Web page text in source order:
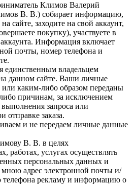
Климов Валерий
В. В.) собирает информацию,
сайте, заходите на свой аккаунт,
покупку), участвуете в
Информация включает
почты, номер телефона и
владельцем
данном сайте. Ваши личные
каким-либо образом переданы
причинам, за исключением
запроса или
отправке заказа.
и не передаем личные данные
В. В. в целях
работах, услугах осуществлять
персональных данных и
мною адрес электронной почты и/
телефона рекламу и информацию о